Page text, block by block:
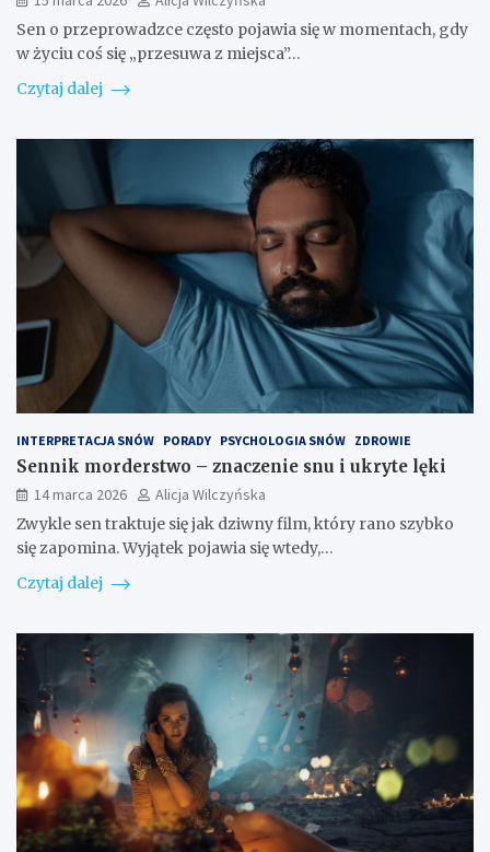
Sen o przeprowadzce często pojawia się w momentach, gdy
w życiu coś się „przesuwa z miejsca”…
Czytaj dalej
INTERPRETACJA SNÓW PORADY PSYCHOLOGIA SNÓW ZDROWIE
Sennik morderstwo – znaczenie snu i ukryte lęki
14 marca 2026
Alicja Wilczyńska
Zwykle sen traktuje się jak dziwny film, który rano szybko
się zapomina. Wyjątek pojawia się wtedy,…
Czytaj dalej